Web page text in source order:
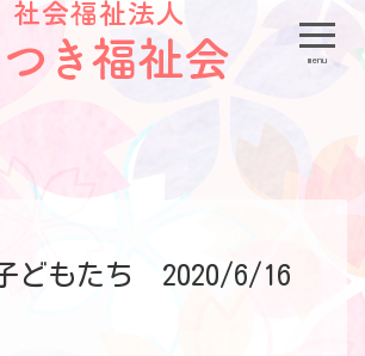
menu
どもたち 2020/6/16